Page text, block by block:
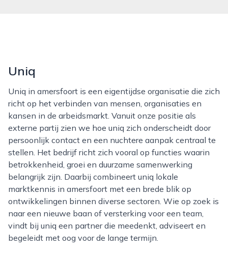
Uniq
Uniq in amersfoort is een eigentijdse organisatie die zich
richt op het verbinden van mensen, organisaties en
kansen in de arbeidsmarkt. Vanuit onze positie als
externe partij zien we hoe uniq zich onderscheidt door
persoonlijk contact en een nuchtere aanpak centraal te
stellen. Het bedrijf richt zich vooral op functies waarin
betrokkenheid, groei en duurzame samenwerking
belangrijk zijn. Daarbij combineert uniq lokale
marktkennis in amersfoort met een brede blik op
ontwikkelingen binnen diverse sectoren. Wie op zoek is
naar een nieuwe baan of versterking voor een team,
vindt bij uniq een partner die meedenkt, adviseert en
begeleidt met oog voor de lange termijn.